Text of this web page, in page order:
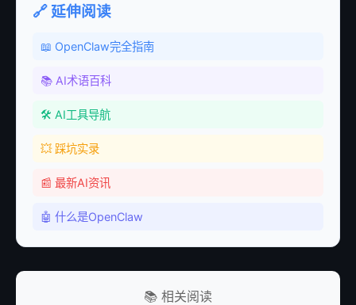
🔗 延伸阅读
📖 OpenClaw完全指南
📚 AI术语百科
🛠️ AI工具导航
💥 踩坑实录
📰 最新AI资讯
🤖 什么是OpenClaw
📚 相关阅读